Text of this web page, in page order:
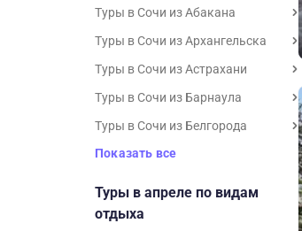
Туры в Сочи из Абакана
Туры в Сочи из Архангельска
Туры в Сочи из Астрахани
Туры в Сочи из Барнаула
Туры в Сочи из Белгорода
Показать все
Туры в апреле по видам
отдыха